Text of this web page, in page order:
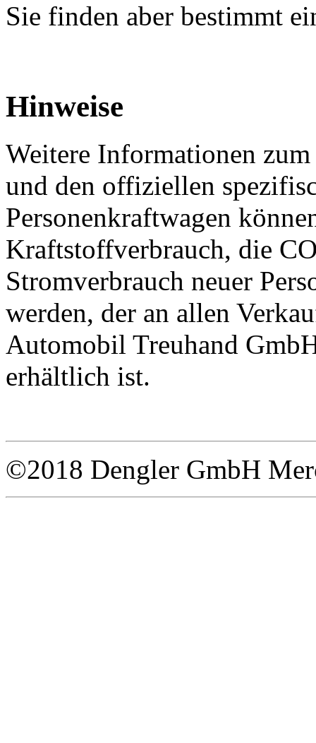
Sie finden aber bestimmt
Hinweise
Weitere Informationen
und den offiziellen
Personenkraftwagen
Kraftstoffverbrauch, die
Stromverbrauch neuer
werden, der an allen
Automobil Treuhand
erhältlich ist.
©2018 Dengler GmbH